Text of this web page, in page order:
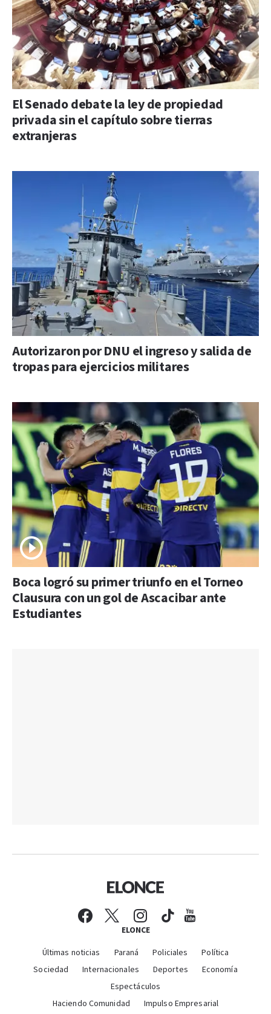
El Senado debate la ley de propiedad
privada sin el capítulo sobre tierras
extranjeras
Autorizaron por DNU el ingreso y salida de
tropas para ejercicios militares
Boca logró su primer triunfo en el Torneo
Clausura con un gol de Ascacibar ante
Estudiantes
ELONCE
Últimas noticias Paraná Policiales
Política
Sociedad
Internacionales Deportes
Economía
Espectáculos
Haciendo Comunidad
Impulso Empresarial